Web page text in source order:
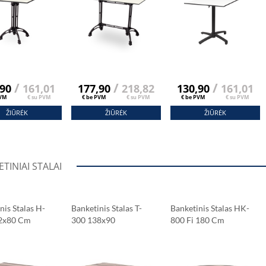
/ 161,01
€ su PVM
ŽIŪRĖK
177,90
€ be PVM
/ 218,82
€ su PVM
ŽIŪRĖK
130,90
€ be PVM
/ 161,01
€ su PVM
ŽIŪRĖK
STALAI
Stalas H-
Cm
Banketinis Stalas T-
300 138x90
Banketinis Stalas HK-
800 Fi 180 Cm